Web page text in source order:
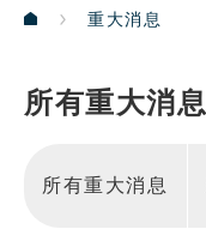
重大消息
所有重大消息
所有重大消息